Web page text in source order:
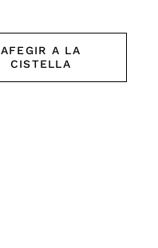
AFEGIR A LA
CISTELLA